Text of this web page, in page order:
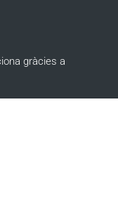
gràcies a